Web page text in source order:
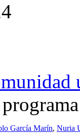
García Marín, Nuria